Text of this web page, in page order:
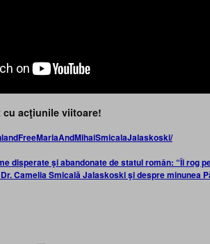
cu acţiunile viitoare!
disperate şi abandonate de statul român: “Îi rog
Camelia Smicală Jalaskoski şi despre minunea